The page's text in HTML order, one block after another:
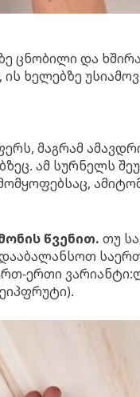
ცნობილი და
ხელებზე
მაგრამ
ამ სურნელს
წვენით. თუ
ერთი